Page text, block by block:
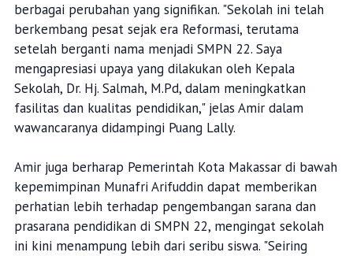
berbagai perubahan yang signifikan. "Sekolah ini telah
berkembang pesat sejak era Reformasi, terutama
setelah berganti nama menjadi SMPN 22. Saya
mengapresiasi upaya yang dilakukan oleh Kepala
Sekolah, Dr. Hj. Salmah, M.Pd, dalam meningkatkan
fasilitas dan kualitas pendidikan," jelas Amir dalam
wawancaranya didampingi Puang Lally.
Amir juga berharap Pemerintah Kota Makassar di bawah
kepemimpinan Munafri Arifuddin dapat memberikan
perhatian lebih terhadap pengembangan sarana dan
prasarana pendidikan di SMPN 22, mengingat sekolah
ini kini menampung lebih dari seribu siswa. "Seiring